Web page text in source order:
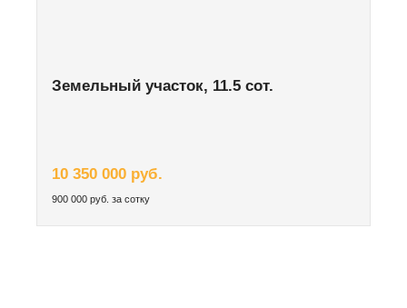
Земельный участок, 11.5 сот.
10 350 000 руб.
900 000 руб. за сотку